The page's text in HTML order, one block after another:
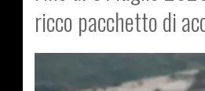
ricco pacchetto di